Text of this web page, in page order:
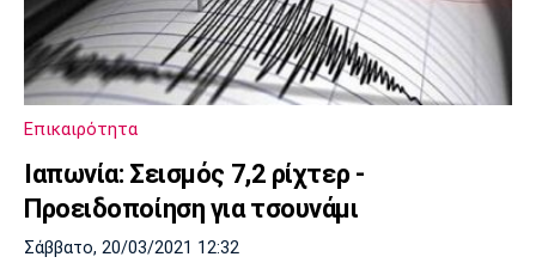
Επικαιρότητα
Ιαπωνία: Σεισμός 7,2 ρίχτερ -
Προειδοποίηση για τσουνάμι
Σάββατο, 20/03/2021 12:32